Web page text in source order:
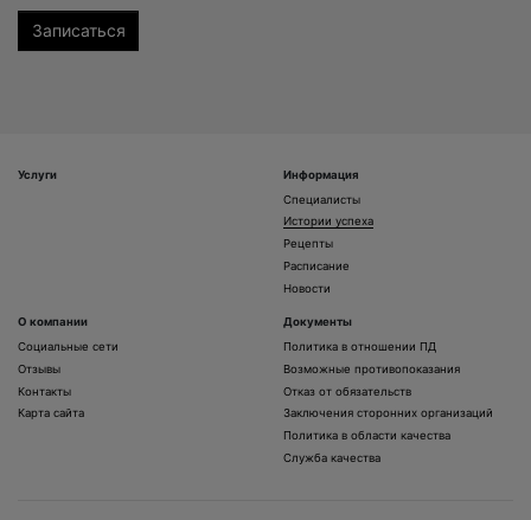
Услуги
Информация
Специалисты
Истории успеха
Рецепты
Расписание
Новости
О компании
Социальные сети
Отзывы
Контакты
Карта сайта
Документы
Политика в отношении ПД
Возможные противопоказания
Отказ от обязательств
Заключения сторонних организаций
Политика в области качества
Служба качества